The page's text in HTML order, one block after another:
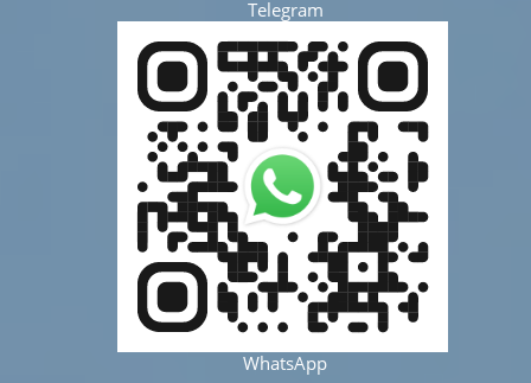
Telegram
WhatsApp